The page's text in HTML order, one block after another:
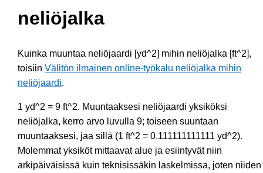
neliöjalka
Kuinka muuntaa neliöjaardi [yd^2] mihin neliöjalka [ft^2],
toisiin Välitön ilmainen online-työkalu neliöjalka mihin
neliöjaardi.
1 yd^2 = 9 ft^2. Muuntaaksesi neliöjaardi yksiköksi
neliöjalka, kerro arvo luvulla 9; toiseen suuntaan
muuntaaksesi, jaa sillä (1 ft^2 = 0.111111111111 yd^2).
Molemmat yksiköt mittaavat alue ja esiintyvät niin
arkipäiväisissä kuin teknisissäkin laskelmissa, joten niiden